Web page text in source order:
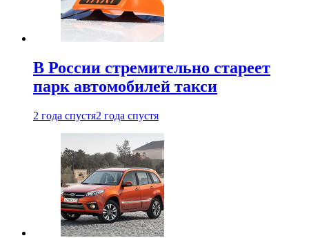
В России стремительно стареет
парк автомобилей такси
2 года спустя2 года спустя